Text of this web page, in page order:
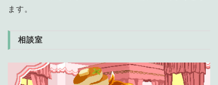
ます。
相談室